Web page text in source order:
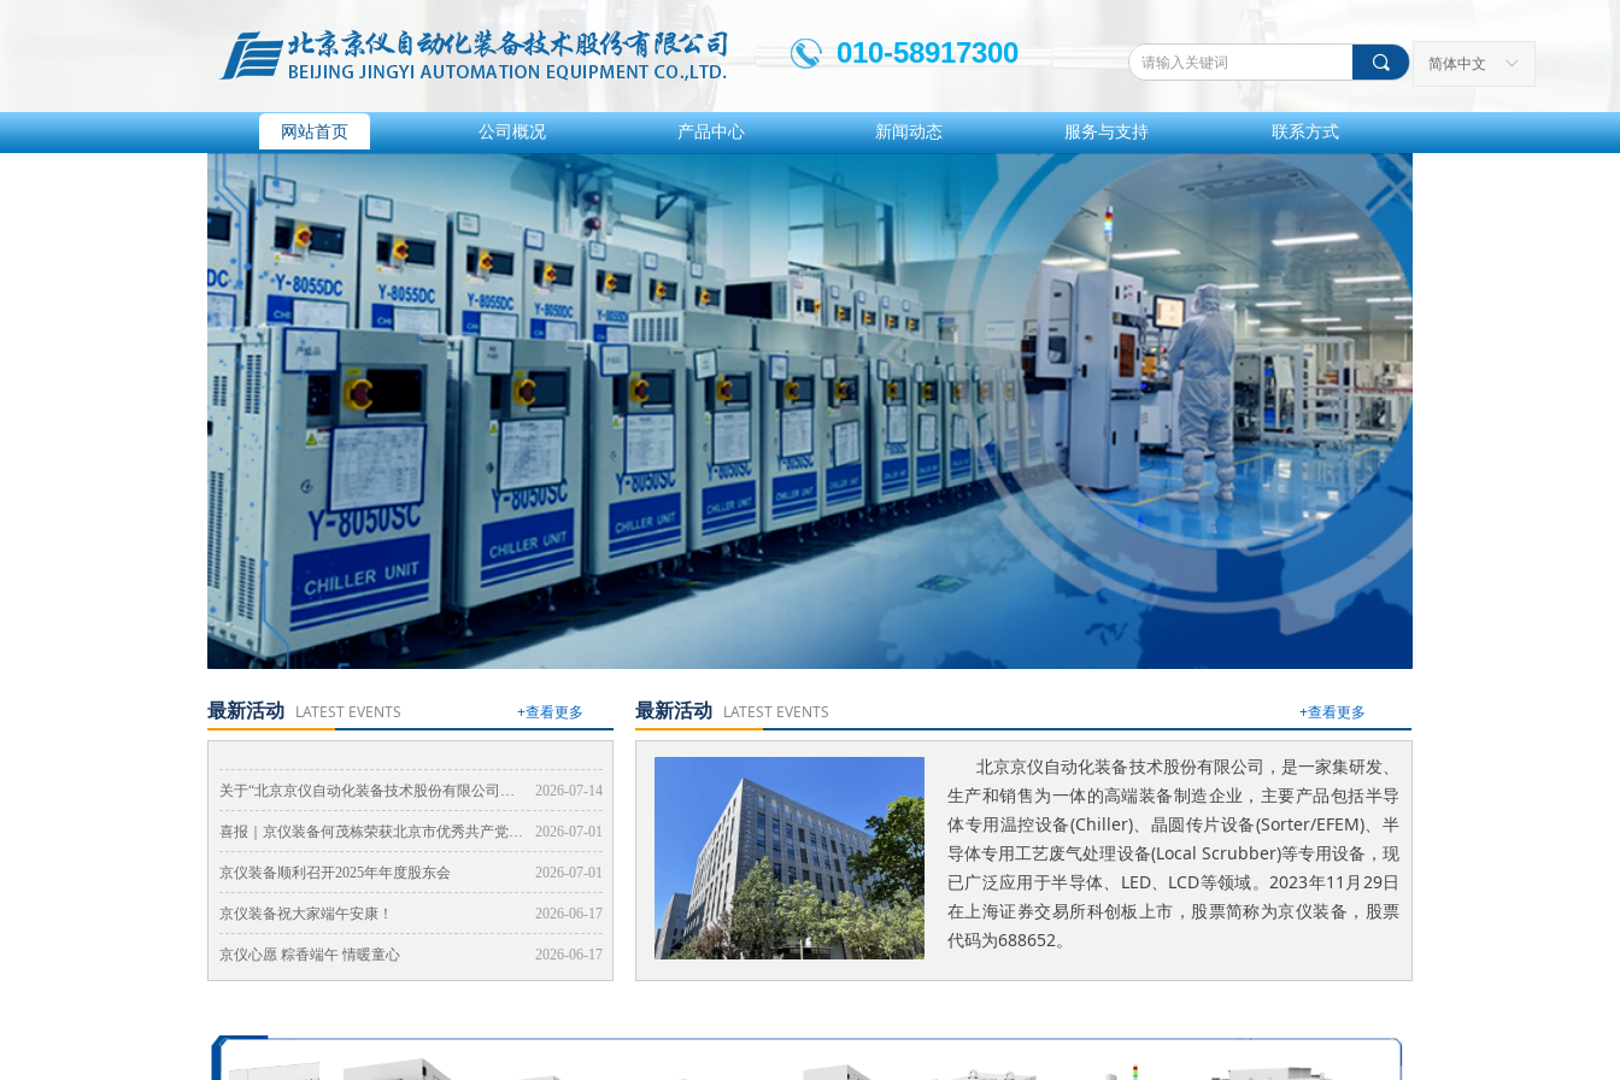
010-58917300 끠
网站首页 公司概况 产品中心 新闻动态 服务与支持 联系方式
ꀅ
简体中文
2026-07-27
青山映初心 | 京仪装备顺利开展京西古道马蹄窝公益路标布设活动
2026-07-14
2026-07-01
2026-07-01
京仪装备顺利召开2025年年度股东会
2026-06-17
京仪装备祝大家端午安康！
2026-06-17
京仪心愿 粽香端午 情暖童心
2026-06-12
京仪装备顺利召开2025年度暨2026年第一季度业绩暨现金分红说明会 2026-06-05
京仪装备首度亮相2026 上海SNEC光伏展 2026-05-25
京仪装备携手多方发起“我为长城种棵树”公益活动 2026-05-19
邀您共赴第十九届(2026)国际太阳能光伏和智慧能源(上海)大会暨展览会 2026-05-01
劳动绽光芒 | 京仪装备祝全体劳动者节日快乐！ 2026-05-01
一图读懂《京仪装备2025环境、社会和公司治理报告》 2026-04-24
聚势九峰山 · 共筑“芯”未来 | 京仪装备精彩亮相2026武汉九峰山论坛 2026-04-01
京仪装备顺利召开第二届董事会第十一次会议 2026-03-27
匠芯筑梦·聚力前行 | 京仪装备圆满收官SEMICON China 2026 2026-03-05
诚邀莅临 | 京仪装备与您共赴SEMICON CHINA 2026之约 2026-02-17
恭贺新年 | 京仪装备祝您马年大吉，幸福安康！ 2026-02-10
聚势装备 · 智绘未来 | 京仪装备2025年度全员大会暨年度盛典圆满落幕 2026-01-28
【廉洁提醒】佳节扬正气，廉洁树新风 2026-01-28
京仪装备顺利召开2026年第一次临时股东会
最新活动 LATEST EVENTS +查看更多
北京京仪自动化装备技术股份有限公司，是一家集研发、
生产和销售为一体的高端装备制造企业，主要产品包括半导
体专用温控设备(Chiller)、晶圆传片设备(Sorter/EFEM)、半
导体专用工艺废气处理设备(Local Scrubber)等专用设备，现
已广泛应用于半导体、LED、LCD等领域。2023年11月29日
在上海证券交易所科创板上市，股票简称为京仪装备，股票
代码为688652。
最新活动 LATEST EVENTS +查看更多